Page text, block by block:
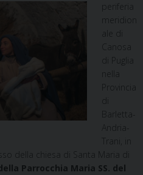
periferia
meridion
ale di
Canosa
di Puglia
nella
Provincia
di
Barletta-
Andria-
Trani, in
della chiesa di Santa Maria di
Parrocchia Maria SS. del